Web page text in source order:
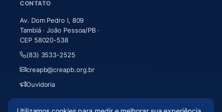
CONTATO
Av. Dom Pedro I, 809
Tambiá · João Pessoa/PB ·
CEP 58020-538
(83) 3533-2525
creapb@creapb.org.br
Ouvidoria